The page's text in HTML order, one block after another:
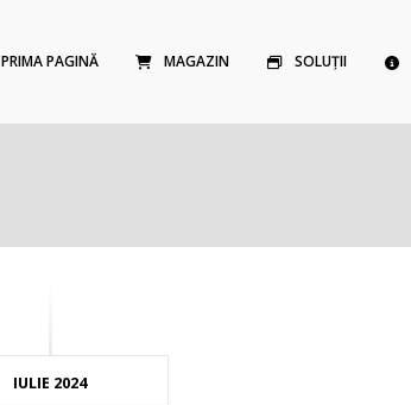
PRIMA PAGINĂ MAGAZIN SOLUȚII
IULIE 2024